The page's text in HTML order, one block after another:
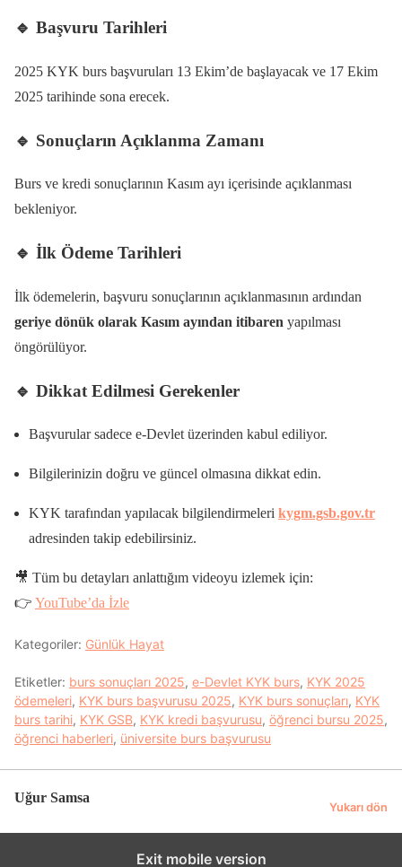
🔹 Başvuru Tarihleri
2025 KYK burs başvuruları 13 Ekim’de başlayacak ve 17 Ekim
2025 tarihinde sona erecek.
🔹 Sonuçların Açıklanma Zamanı
Burs ve kredi sonuçlarının Kasım ayı içerisinde açıklanması
bekleniyor.
🔹 İlk Ödeme Tarihleri
İlk ödemelerin, başvuru sonuçlarının açıklanmasının ardından
geriye dönük olarak Kasım ayından itibaren yapılması
öngörülüyor.
🔹 Dikkat Edilmesi Gerekenler
Başvurular sadece e-Devlet üzerinden kabul ediliyor.
Bilgilerinizin doğru ve güncel olmasına dikkat edin.
KYK tarafından yapılacak bilgilendirmeleri kygm.gsb.gov.tr
adresinden takip edebilirsiniz.
🎥 Tüm bu detayları anlattığım videoyu izlemek için:
👉 YouTube’da İzle
Kategoriler: Günlük Hayat
Etiketler: burs sonuçları 2025, e-Devlet KYK burs, KYK 2025
ödemeleri, KYK burs başvurusu 2025, KYK burs sonuçları, KYK
burs tarihi, KYK GSB, KYK kredi başvurusu, öğrenci bursu 2025,
öğrenci haberleri, üniversite burs başvurusu
Uğur Samsa
Yukarı dön
Exit mobile version